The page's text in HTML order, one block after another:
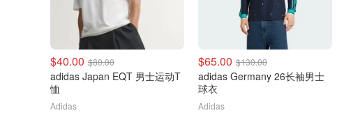
$40.00 $80.00
adidas Japan EQT 男士运动T
恤
Adidas
$65.00 $130.00
adidas Germany 26长袖男士
球衣
Adidas